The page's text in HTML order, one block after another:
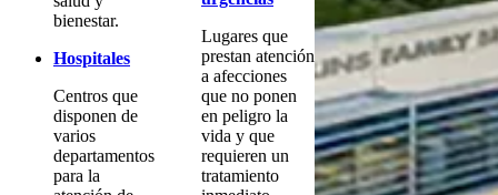
bienestar.
Hospitales
Centros que
disponen de
varios
departamentos
para la
Lugares que
prestan atención
a afecciones
que no ponen
en peligro la
vida y que
requieren un
tratamiento